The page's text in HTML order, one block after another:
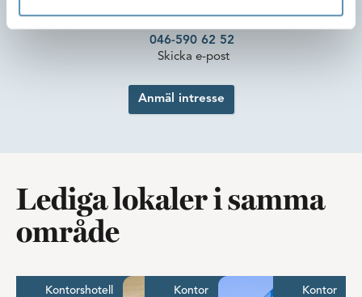
046-590 62 52
Skicka e-post
Anmäl intresse
Lediga lokaler i samma
område
Möblerad arbetsplats i stilfulla Gateway
Kontorshotell
Härligt kontor med magisk
Kontor Kontor